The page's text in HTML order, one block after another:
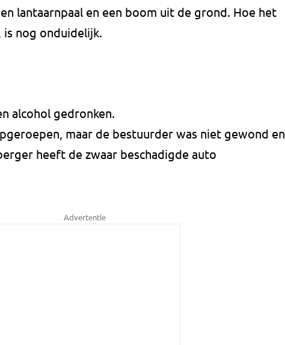
lantaarnpaal en een boom uit de grond. Hoe het
is nog onduidelijk.
alcohol gedronken.
maar de bestuurder was niet gewond en
heeft de zwaar beschadigde auto
Advertentie